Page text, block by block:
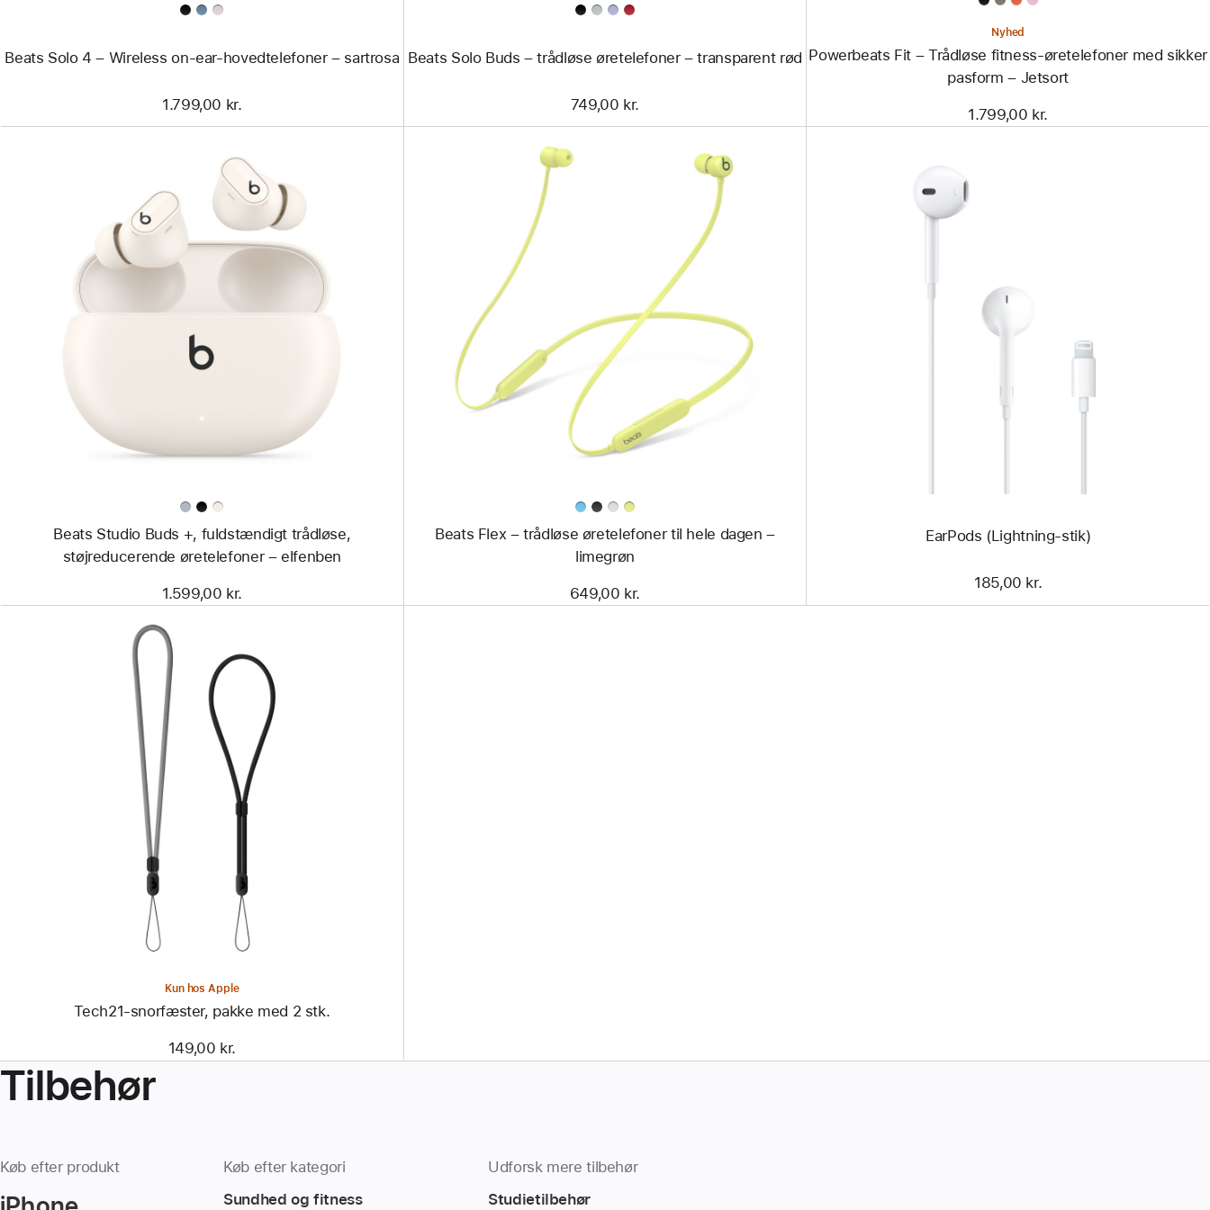
Beats Solo 4 – Wireless on-ear-hovedtelefoner – sartrosa
1.799,00 kr.
Beats Solo Buds – trådløse øretelefoner – transparent rød
749,00 kr.
Nyhed
Powerbeats Fit – Trådløse fitness-øretelefoner med sikker
pasform – Jetsort
1.799,00 kr.
Beats
Studio
Buds +,
elfenben
Beats Studio Buds +, fuldstændigt trådløse,
støjreducerende øretelefoner – elfenben
1.599,00 kr.
-
Beats
Flex
trådløse
øretelefoner
til
dagen
–
Beats Flex – trådløse øretelefoner til hele dagen –
limegrøn
649,00 kr.
Forrige
Billede
-
EarPods
EarPods (Lightning-stik)
185,00 kr.
Forrige
Tech21-
Kun hos Apple
Tech21-snorfæster, pakke med 2 stk.
149,00 kr.
Tilbehør
Køb efter produkt
Køb efter kategori
Sundhed og fitness
Udforsk mere tilbehør
Studietilbehør